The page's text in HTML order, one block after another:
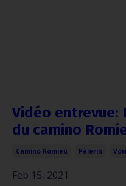
Vidéo entrevue:
du camino
Camino Romieu Pèlerin
Feb 15, 2021